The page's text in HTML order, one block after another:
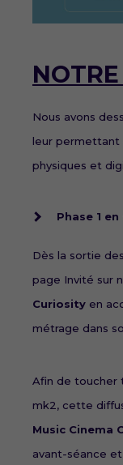
Nous avons
leur permettant
physiques et
Phase 1
Dès la sortie
page Invité sur
Curiosity en
métrage dans
Afin de toucher
mk2, cette
Music Cinema
avant-séance